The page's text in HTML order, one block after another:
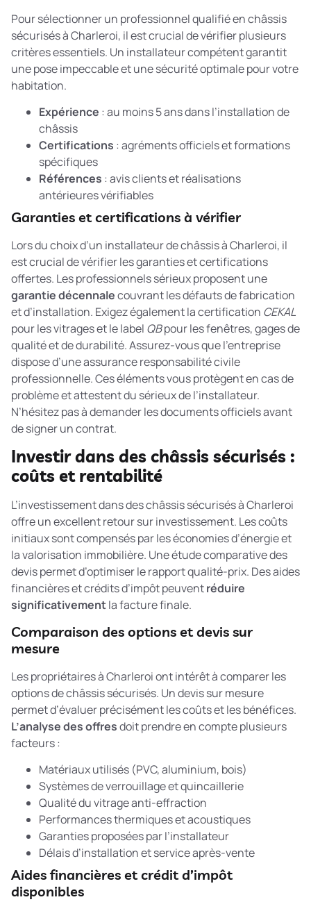
Pour sélectionner un professionnel qualifié en châssis
sécurisés à Charleroi, il est crucial de vérifier plusieurs
critères essentiels. Un installateur compétent garantit
une pose impeccable et une sécurité optimale pour votre
habitation.
Expérience : au moins 5 ans dans l’installation de
châssis
Certifications : agréments officiels et formations
spécifiques
Références : avis clients et réalisations
antérieures vérifiables
Garanties et certifications à vérifier
Lors du choix d’un installateur de châssis à Charleroi, il
est crucial de vérifier les garanties et certifications
offertes. Les professionnels sérieux proposent une
garantie décennalecouvrant les défauts de fabrication
et d’installation. Exigez également la certification CEKAL
pour les vitrages et le label QBpour les fenêtres, gages de
qualité et de durabilité. Assurez-vous que l’entreprise
dispose d’une assurance responsabilité civile
professionnelle. Ces éléments vous protègent en cas de
problème et attestent du sérieux de l’installateur.
N’hésitez pas à demander les documents officiels avant
de signer un contrat.
Investir dans des châssis sécurisés :
coûts et rentabilité
L’investissement dans des châssis sécurisés à Charleroi
offre un excellent retour sur investissement. Les coûts
initiaux sont compensés par les économies d’énergie et
la valorisation immobilière. Une étude comparative des
devis permet d’optimiser le rapport qualité-prix. Des aides
financières et crédits d’impôt peuventréduire
significativementla facture finale.
Comparaison des options et devis sur
mesure
Les propriétaires à Charleroi ont intérêt à comparer les
options de châssis sécurisés. Un devis sur mesure
permet d’évaluer précisément les coûts et les bénéfices.
L’analyse des offresdoit prendre en compte plusieurs
facteurs :
Matériaux utilisés (PVC, aluminium, bois)
Systèmes de verrouillage et quincaillerie
Qualité du vitrage anti-effraction
Performances thermiques et acoustiques
Garanties proposées par l’installateur
Délais d’installation et service après-vente
Aides financières et crédit d’impôt
disponibles